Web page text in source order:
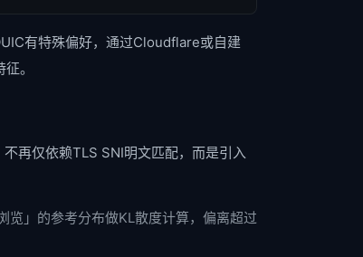
有特殊偏好，通过Cloudflare或自建
。
再仅依赖TLS SNI明文匹配，而是引入
」的参考分布做KL散度计算，偏离超过